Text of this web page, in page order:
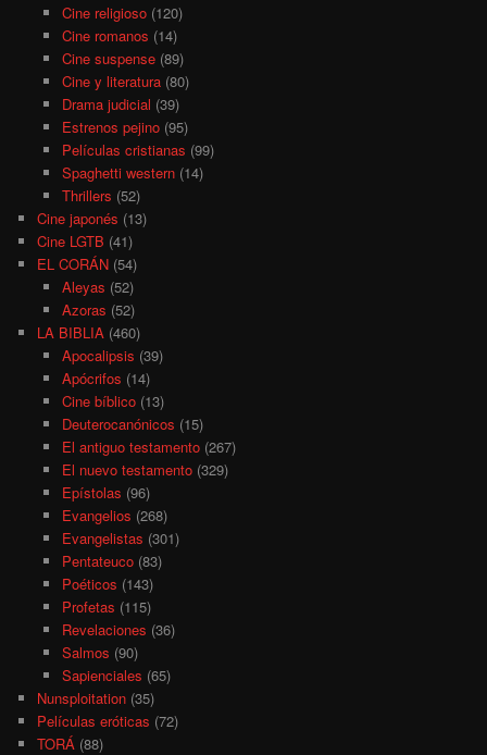
Cine religioso(120)
Cine romanos (14)
Cine suspense(89)
Cine y literatura(80)
Drama judicial (39)
Estrenos pejino(95)
Películas cristianas (99)
Spaghetti western(14)
Thrillers (52)
Cine japonés (13)
Cine LGTB (41)
EL CORÁN (54)
Aleyas (52)
Azoras (52)
LA BIBLIA (460)
Apocalipsis (39)
Apócrifos (14)
Cine bíblico(13)
Deuterocanónicos (15)
El antiguo testamento(267)
El nuevo testamento(329)
Epístolas (96)
Evangelios (268)
Evangelistas (301)
Pentateuco(83)
Poéticos (143)
Profetas (115)
Revelaciones (36)
Salmos (90)
Sapienciales (65)
Nunsploitation (35)
Películas eróticas (72)
TORÁ (88)